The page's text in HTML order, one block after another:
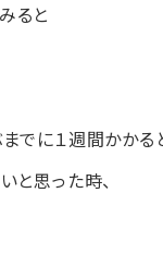
ると
でに１週間かかる
と思った時、